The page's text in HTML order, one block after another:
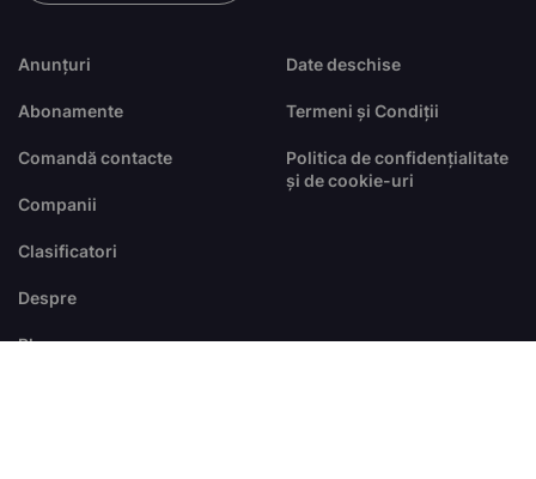
Anunțuri
Abonamente
Comandă contacte
Companii
Clasificatori
Despre
Blog
Date deschise
Termeni și Condiții
Politica de confidențialitate
și de cookie-uri